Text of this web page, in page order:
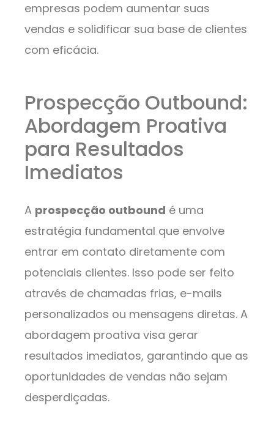
empresas podem aumentar suas
vendas e solidificar sua base de clientes
com eficácia.
Prospecção Outbound:
Abordagem Proativa
para Resultados
Imediatos
A prospecção outbound é uma
estratégia fundamental que envolve
entrar em contato diretamente com
potenciais clientes. Isso pode ser feito
através de chamadas frias, e-mails
personalizados ou mensagens diretas. A
abordagem proativa visa gerar
resultados imediatos, garantindo que as
oportunidades de vendas não sejam
desperdiçadas.